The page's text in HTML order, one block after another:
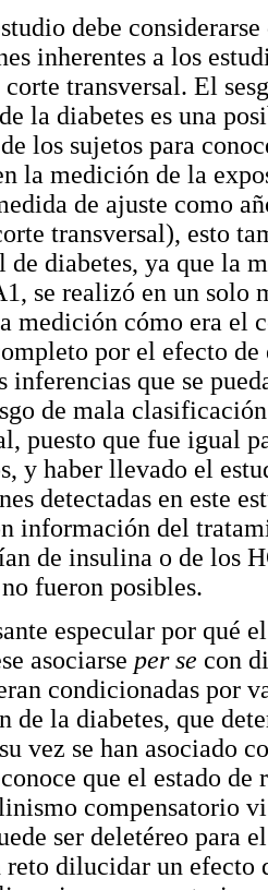
debe
inherentes a los
corte transversal. El
la diabetes es una
los sujetos para
la medición de la
de ajuste como
transversal), esto
de diabetes, ya que la
se realizó en un solo
medición cómo era el
por el efecto
que se
de mala
puesto que fue igual
y haber llevado el
detectadas en este
información del
de insulina o de los
fueron posibles.
especular por qué
asociarse per se con
condicionadas por
de la diabetes, que
vez se han asociado
que el estado
compensatorio
ser deletéreo para
reto dilucidar un efecto